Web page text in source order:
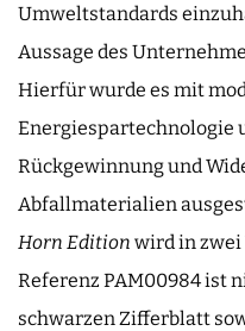
Umweltstandards
Aussage des
Hierfür wurde es mit
Energiespartechnologie
Rückgewinnung und
Abfallmaterialien
Horn Edition wird in
Referenz PAM00984 ist
schwarzen Zifferblatt